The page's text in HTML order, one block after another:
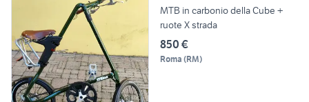
MTB in carbonio della Cube +
ruote X strada
850 €
Roma (RM)